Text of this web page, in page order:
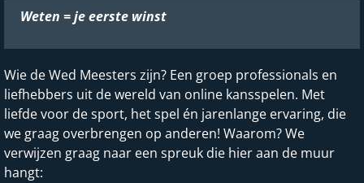
Weten = je eerste winst
Wie de Wed Meesters zijn? Een groep professionals en
liefhebbers uit de wereld van online kansspelen. Met
liefde voor de sport, het spel én jarenlange ervaring, die
we graag overbrengen op anderen! Waarom? We
verwijzen graag naar een spreuk die hier aan de muur
hangt: